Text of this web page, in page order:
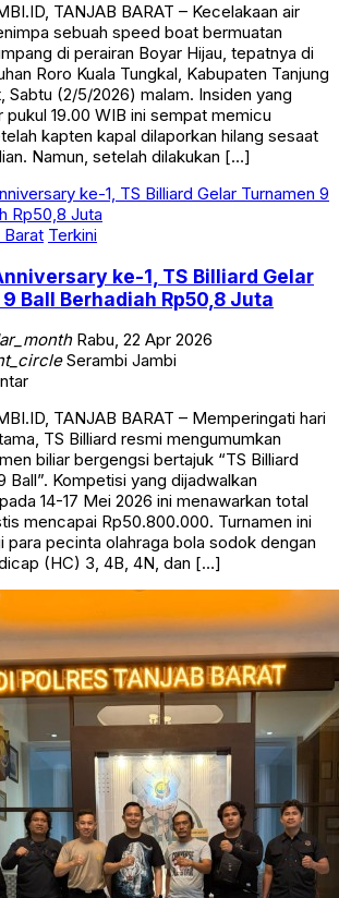
TANJAB BARAT – Kecelakaan air
sebuah speed boat bermuatan
di perairan Boyar Hijau, tepatnya di
Roro Kuala Tungkal, Kabupaten Tanjung
Sabtu (2/5/2026) malam. Insiden yang
pukul 19.00 WIB ini sempat memicu
kapten kapal dilaporkan hilang sesaat
Namun, setelah dilakukan […]
Barat Terkini
ke-1, TS Billiard Gelar
Ball Berhadiah Rp50,8 Juta
Rabu, 22 Apr 2026
Serambi Jambi
TANJAB BARAT – Memperingati hari
TS Billiard resmi mengumumkan
biliar bergengsi bertajuk “TS Billiard
Ball”. Kompetisi yang dijadwalkan
14-17 Mei 2026 ini menawarkan total
mencapai Rp50.800.000. Turnamen ini
para pecinta olahraga bola sodok dengan
(HC) 3, 4B, 4N, dan […]